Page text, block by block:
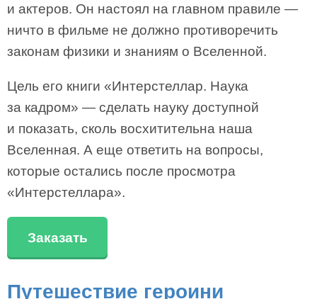
и актеров. Он настоял на главном правиле —
ничто в фильме не должно противоречить
законам физики и знаниям о Вселенной.
Цель его книги «Интерстеллар. Наука
за кадром» — сделать науку доступной
и показать, сколь восхитительна наша
Вселенная. А еще ответить на вопросы,
которые остались после просмотра
«Интерстеллара».
Заказать
Путешествие героини